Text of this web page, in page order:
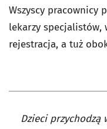
Wszyscy pracownicy
lekarzy
rejestracja, a tuż
Dzieci